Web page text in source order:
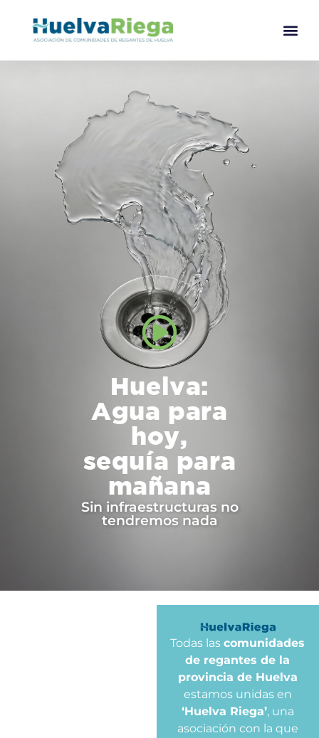
Huelva:
Agua para
hoy,
sequía para
mañana
Sin infraestructuras no
tendremos nada
Todas lascomunidades
de regantes de la
provincia de Huelva
estamos unidas en
‘Huelva Riega’, una
asociación con la que